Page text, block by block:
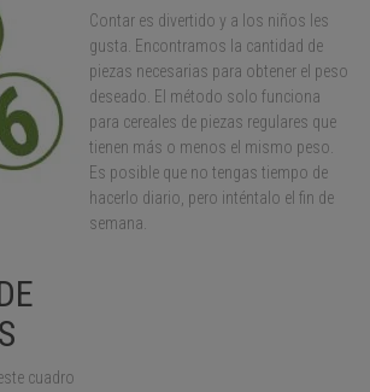
Contar es divertido y a los niños les
gusta. Encontramos la cantidad de
piezas necesarias para obtener el peso
deseado. El método solo funciona
para cereales de piezas regulares que
tienen más o menos el mismo peso.
Es posible que no tengas tiempo de
hacerlo diario, pero inténtalo el fin de
semana.
cuadro